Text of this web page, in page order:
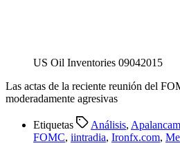
US Oil Inventories 09042015
Las actas de la reciente reunión del
moderadamente agresivas
Etiquetas Análisis,
FOMC, iintradia, Ironfx.com,